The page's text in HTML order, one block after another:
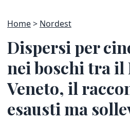
Home Nordest
Dispersi per
nei boschi tra
Veneto, il
esausti ma